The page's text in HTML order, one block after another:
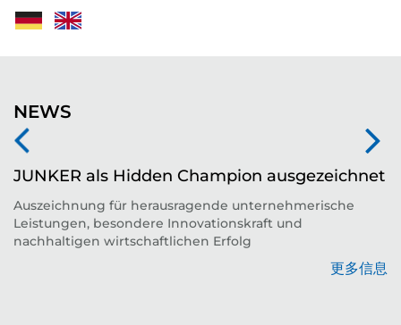
NEWS
JUNKER als Hidden Champion ausgezeichnet
Auszeichnung für herausragende unternehmerische
Leistungen, besondere Innovationskraft und
nachhaltigen wirtschaftlichen Erfolg
更多信息